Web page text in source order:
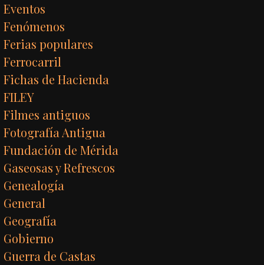
Eventos
Fenómenos
Ferias populares
Ferrocarril
Fichas de Hacienda
FILEY
Filmes antiguos
Fotografía Antigua
Fundación de Mérida
Gaseosas y Refrescos
Genealogía
General
Geografía
Gobierno
Guerra de Castas